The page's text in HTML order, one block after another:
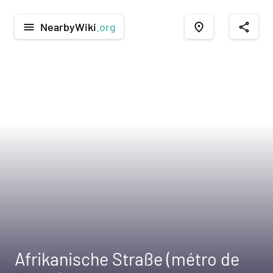
menu NearbyWiki .org place share
Afrikanische Straße (métro de